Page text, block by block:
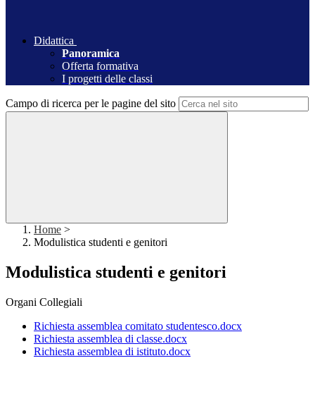
Didattica
Panoramica
Offerta formativa
I progetti delle classi
Campo di ricerca per le pagine del sito
Home >
Modulistica studenti e genitori
Modulistica studenti e genitori
Organi Collegiali
Richiesta assemblea comitato studentesco.docx
Richiesta assemblea di classe.docx
Richiesta assemblea di istituto.docx